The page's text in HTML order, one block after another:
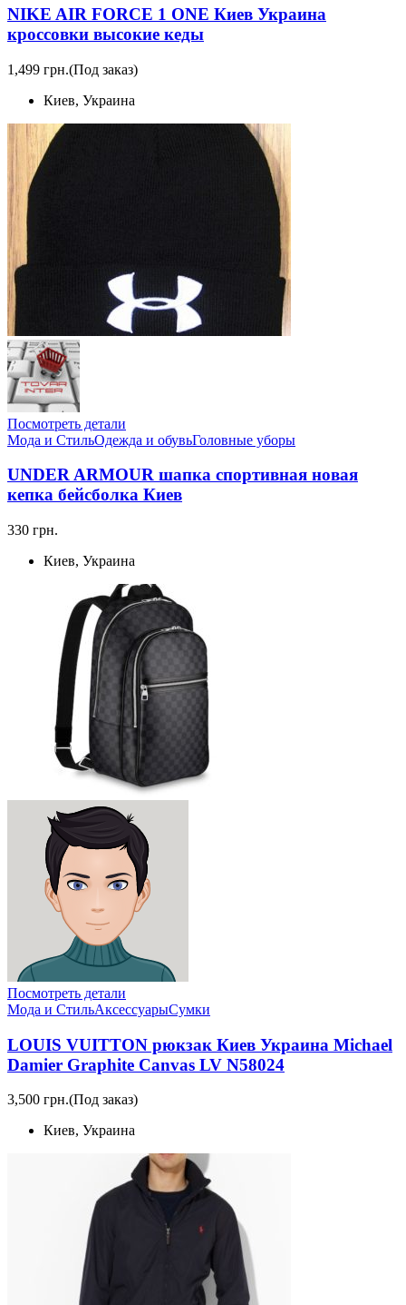
NIKE AIR FORCE 1 ONE Киев Украина
кроссовки высокие кеды
1,499 грн.(Под заказ)
Киев, Украина
Посмотреть детали
Мода и СтильОдежда и обувьГоловные уборы
UNDER ARMOUR шапка спортивная новая
кепка бейсболка Киев
330 грн.
Киев, Украина
Посмотреть детали
Мода и СтильАксессуарыСумки
LOUIS VUITTON рюкзак Киев Украина Michael
Damier Graphite Canvas LV N58024
3,500 грн.(Под заказ)
Киев, Украина